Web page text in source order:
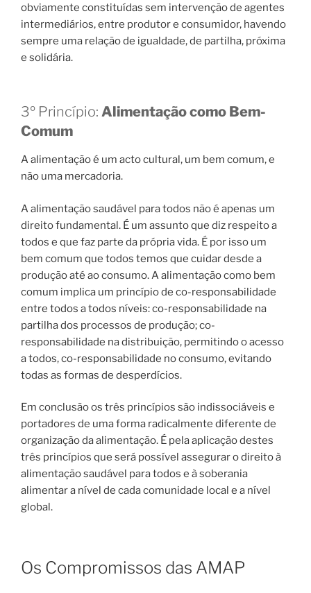
obviamente constituídas sem intervenção de agentes
intermediários, entre produtor e consumidor, havendo
sempre uma relação de igualdade, de partilha, próxima
e solidária.
3º Princípio: Alimentação como Bem-
Comum
A alimentação é um acto cultural, um bem comum, e
não uma mercadoria.
A alimentação saudável para todos não é apenas um
direito fundamental. É um assunto que diz respeito a
todos e que faz parte da própria vida. É por isso um
bem comum que todos temos que cuidar desde a
produção até ao consumo. A alimentação como bem
comum implica um princípio de co-responsabilidade
entre todos a todos níveis: co-responsabilidade na
partilha dos processos de produção; co-
responsabilidade na distribuição, permitindo o acesso
a todos, co-responsabilidade no consumo, evitando
todas as formas de desperdícios.
Em conclusão os três princípios são indissociáveis e
portadores de uma forma radicalmente diferente de
organização da alimentação. É pela aplicação destes
três princípios que será possível assegurar o direito à
alimentação saudável para todos e à soberania
alimentar a nível de cada comunidade local e a nível
global.
Os Compromissos das AMAP